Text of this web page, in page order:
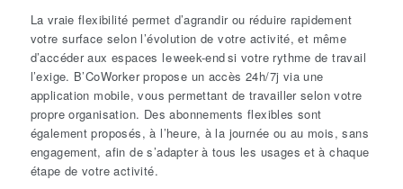
La vraie flexibilité permet d’agrandir ou réduire rapidement
votre surface selon l’évolution de votre activité, et même
d’accéder aux espaces le week-end si votre rythme de travail
l’exige. B’CoWorker propose un accès 24h/7j via une
application mobile, vous permettant de travailler selon votre
propre organisation. Des abonnements flexibles sont
également proposés, à l’heure, à la journée ou au mois, sans
engagement, afin de s’adapter à tous les usages et à chaque
étape de votre activité.